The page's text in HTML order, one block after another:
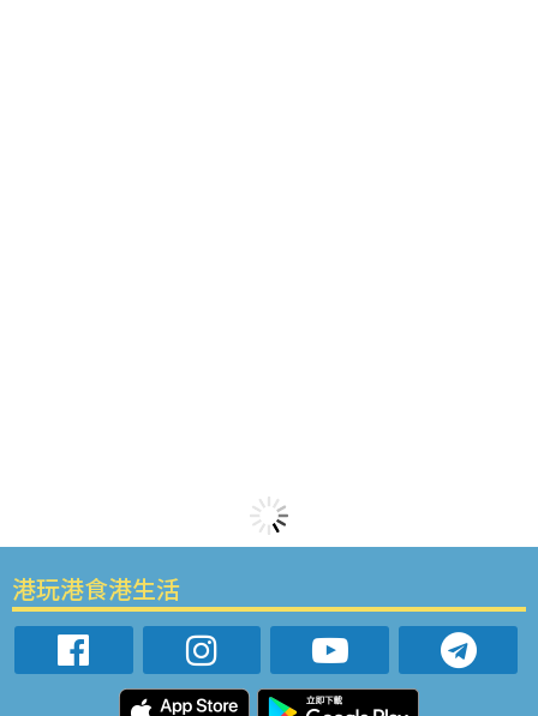
港玩港食港生活